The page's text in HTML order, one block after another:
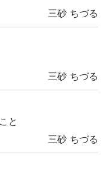
三砂 ちづる
三砂 ちづる
と
三砂 ちづる